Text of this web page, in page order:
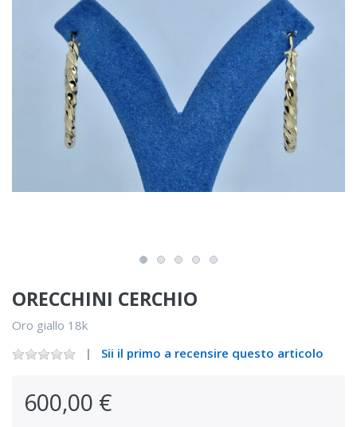
ORECCHINI CERCHIO
Oro giallo 18k
Sii il primo a recensire questo articolo
600,00 €